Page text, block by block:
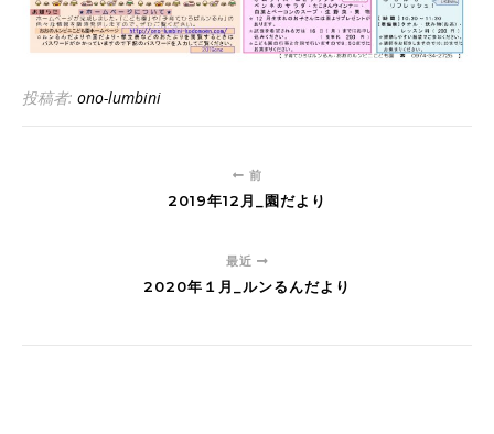
投稿者: ono-lumbini
前
2019年12月_園だより
最近
2020年１月_ルンるんだより